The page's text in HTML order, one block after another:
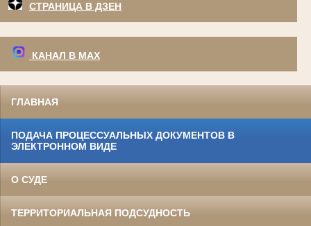
СТРАНИЦА В ДЗЕН
КАНАЛ В МАХ
ГЛАВНАЯ
ПОДАЧА ПРОЦЕССУАЛЬНЫХ ДОКУМЕНТОВ В
ЭЛЕКТРОННОМ ВИДЕ
О СУДЕ
ТЕРРИТОРИАЛЬНАЯ ПОДСУДНОСТЬ